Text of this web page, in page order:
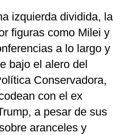
izquierda dividida, la
figuras como Milei y
a lo largo y
bajo el alero del
Conservadora,
con el ex
a pesar de sus
aranceles y